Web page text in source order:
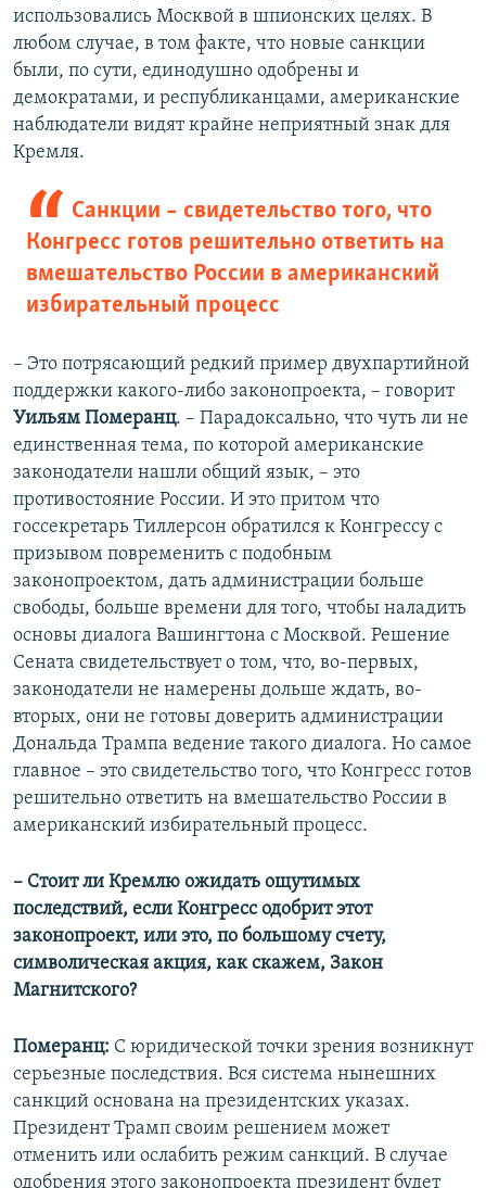
использовались Москвой в шпионских целях. В
любом случае, в том факте, что новые санкции
были, по сути, единодушно одобрены и
демократами, и республиканцами, американские
наблюдатели видят крайне неприятный знак для
Кремля.
Санкции – свидетельство того, что
Конгресс готов решительно ответить на
вмешательство России в американский
избирательный процесс
– Это потрясающий редкий пример двухпартийной
поддержки какого-либо законопроекта, – говорит
Уильям Померанц. – Парадоксально, что чуть ли не
единственная тема, по которой американские
законодатели нашли общий язык, – это
противостояние России. И это притом что
госсекретарь Тиллерсон обратился к Конгрессу с
призывом повременить с подобным
законопроектом, дать администрации больше
свободы, больше времени для того, чтобы наладить
основы диалога Вашингтона с Москвой. Решение
Сената свидетельствует о том, что, во-первых,
законодатели не намерены дольше ждать, во-
вторых, они не готовы доверить администрации
Дональда Трампа ведение такого диалога. Но самое
главное – это свидетельство того, что Конгресс готов
решительно ответить на вмешательство России в
американский избирательный процесс.
– Стоит ли Кремлю ожидать ощутимых
последствий, если Конгресс одобрит этот
законопроект, или это, по большому счету,
символическая акция, как скажем, Закон
Магнитского?
Померанц: С юридической точки зрения возникнут
серьезные последствия. Вся система нынешних
санкций основана на президентских указах.
Президент Трамп своим решением может
отменить или ослабить режим санкций. В случае
одобрения этого законопроекта президент будет